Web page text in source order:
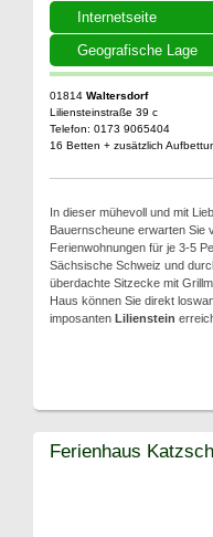
Internetseite
Geografische Lage
01814 Waltersdorf
Liliensteinstraße 39 c
Telefon: 0173 9065404
16 Betten + zusätzlich
In dieser mühevoll und mit
Bauernscheune erwarten Sie
Ferienwohnungen für je 3-5
Sächsische Schweiz und
überdachte Sitzecke mit
Haus können Sie direkt
imposanten Lilienstein
Ferienhaus